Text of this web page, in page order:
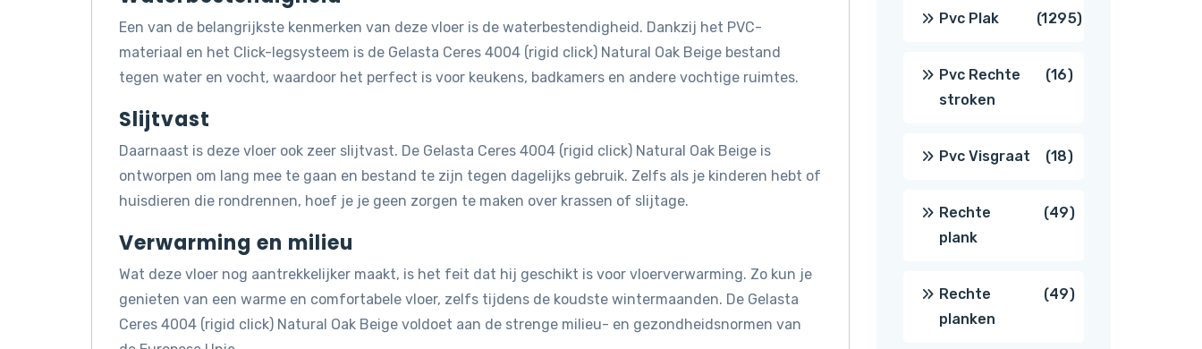
Een van de belangrijkste kenmerken van deze vloer is de waterbestendigheid. Dankzij het PVC-
materiaal en het Click-legsysteem is de Gelasta Ceres 4004 (rigid click) Natural Oak Beige bestand
tegen water en vocht, waardoor het perfect is voor keukens, badkamers en andere vochtige ruimtes.
Slijtvast
Daarnaast is deze vloer ook zeer slijtvast. De Gelasta Ceres 4004 (rigid click) Natural Oak Beige is
ontworpen om lang mee te gaan en bestand te zijn tegen dagelijks gebruik. Zelfs als je kinderen hebt of
huisdieren die rondrennen, hoef je je geen zorgen te maken over krassen of slijtage.
Verwarming en milieu
Wat deze vloer nog aantrekkelijker maakt, is het feit dat hij geschikt is voor vloerverwarming. Zo kun je
genieten van een warme en comfortabele vloer, zelfs tijdens de koudste wintermaanden. De Gelasta
Ceres 4004 (rigid click) Natural Oak Beige voldoet aan de strenge milieu- en gezondheidsnormen van
producten
Pvc Plak 12951295
Pvc Rechte
stroken
1616
Pvc Visgraat 1818
producten
Rechte
plank
4949
Rechte
planken
4949